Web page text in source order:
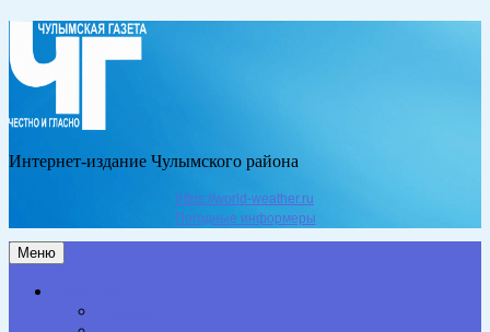
Интернет-издание Чулымского района
https://world-weather.ru
Погодные информеры
Меню